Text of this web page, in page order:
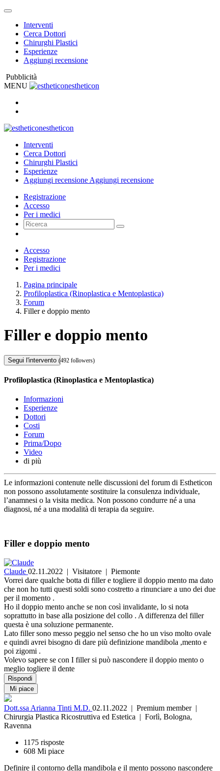
Interventi
Cerca Dottori
Chirurghi Plastici
Esperienze
Aggiungi recensione
Pubblicità
MENU
estheticon
estheticon
Interventi
Cerca Dottori
Chirurghi Plastici
Esperienze
Aggiungi recensione Aggiungi recensione
Registrazione
Accesso
Per i medici
Accesso
Registrazione
Per i medici
Pagina principale
Profiloplastica (Rinoplastica e Mentoplastica)
Forum
Filler e doppio mento
Filler e doppio mento
Segui l'intervento (492 followers)
Profiloplastica (Rinoplastica e Mentoplastica)
Informazioni
Esperienze
Dottori
Costi
Forum
Prima/Dopo
Video
di più
Le informazioni contenute nelle discussioni del forum di Estheticon
non possono assolutamente sostituire la consulenza individuale,
l’anamnesi o la visita medica. Non possono condurre né a una
diagnosi, né a una modalità di terapia da seguire.
Filler e doppio mento
Claude 02.11.2022 | Visitatore | Piemonte
Vorrei dare qualche botta di filler e togliere il doppio mento ma dato
che non ho tutti questi soldi sono costretto a rinunciare a uno dei due
per il momento .
Ho il doppio mento anche se non così invalidante, lo si nota
soprattutto in base alla posizione del collo . A differenza del filler
questa è una soluzione permanente.
Lato filler sono messo peggio nel senso che ho un viso molto ovale
e quindi avrei bisogno di dare più definizione mandibola ,mento e
poi zigomi .
Volevo sapere se con I filler si può nascondere il doppio mento o
meglio togliere il dente
Rispondi
Mi piace
Dott.ssa Arianna Tinti M.D. 02.11.2022 | Premium member |
Chirurgia Plastica Ricostruttiva ed Estetica | Forlì, Bologna,
Ravenna
1175 risposte
608 Mi piace
Definire il contorno della mandibola e il mento possono nascondere